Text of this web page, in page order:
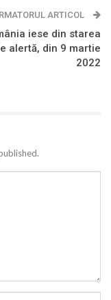
ARTICOL
iese din starea
alertă, din 9 martie
2022